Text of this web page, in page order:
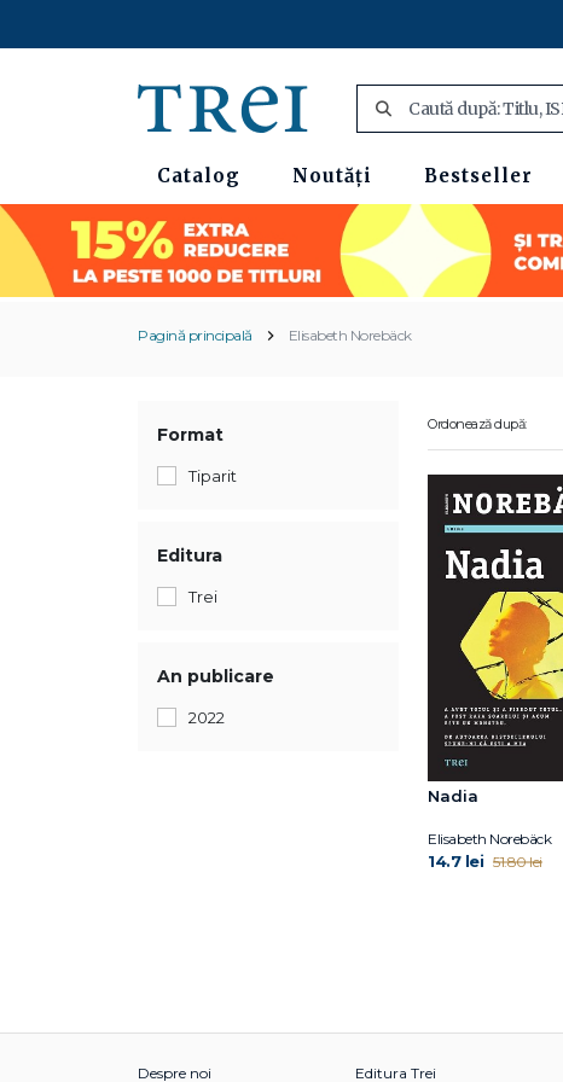
Catalog Noutăți Bestseller
Pagină principală Elisabeth Norebäck
Format
Tiparit
Editura
Trei
An publicare
2022
Ordonează după:
Nadia
Elisabeth Norebäck
14.7 lei 51.80 lei
Despre noi Editura Trei